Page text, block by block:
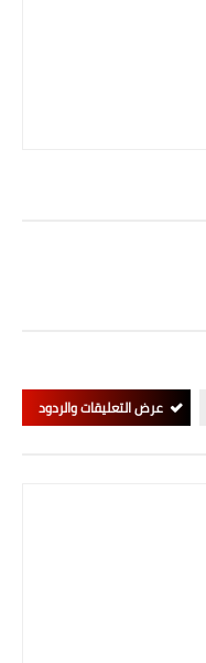
القبول المركزي
عرض التعليقات والردود